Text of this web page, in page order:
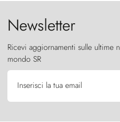
Newsletter
Ricevi aggiornamenti sulle
mondo SR
Inserisci la tua email